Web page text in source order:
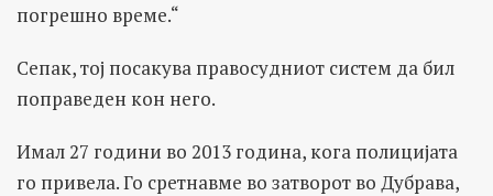
погрешно време.“
Сепак, тој посакува правосудниот систем да бил
поправеден кон него.
Имал 27 години во 2013 година, кога полицијата
го привела. Го сретнавме во затворот во Дубрава,